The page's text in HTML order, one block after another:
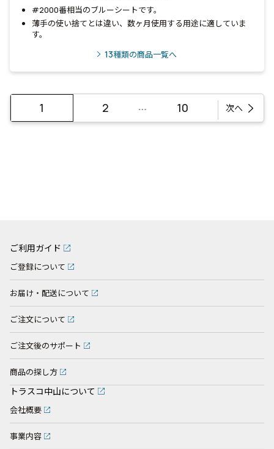
#2000番相当のブルーシートです。
薄手の使い捨てとは違い、数ヶ月使用する用途に適していま
す。
13種類の商品一覧へ
1 2 … 10 次へ
ご利用ガイド
ご登録について
お届け・配送について
ご注文について
ご注文後のサポート
商品の探し方
トラスコ中山について
会社概要
事業内容